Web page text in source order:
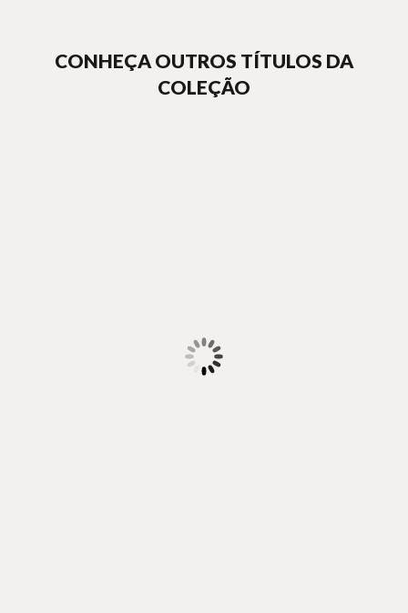
CONHEÇA OUTROS TÍTULOS DA
COLEÇÃO